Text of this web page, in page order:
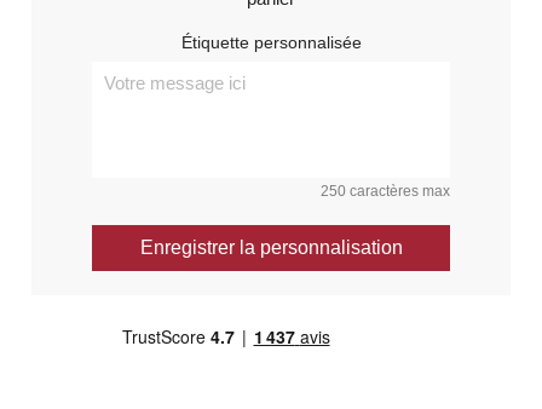
Étiquette personnalisée
250 caractères max
Enregistrer la personnalisation